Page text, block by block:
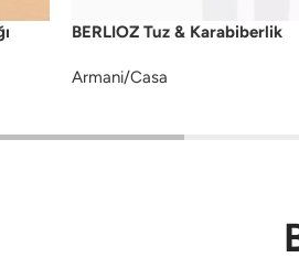
BERLIOZ Tuz & Karabiberlik
Armani/Casa